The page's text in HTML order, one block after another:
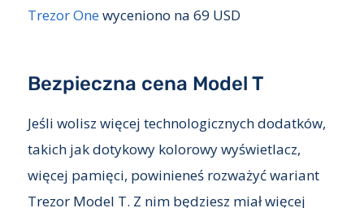
Trezor Onewyceniono na 69 USD
Bezpieczna cena Model T
Jeśli wolisz więcej technologicznych dodatków,
takich jak dotykowy kolorowy wyświetlacz,
więcej pamięci, powinieneś rozważyć wariant
Trezor Model T. Z nim będziesz miał więcej